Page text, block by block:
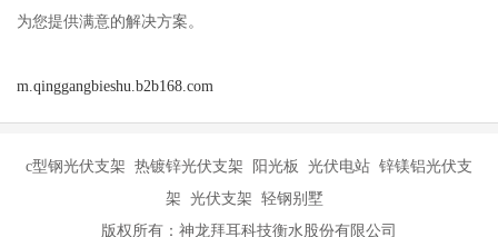
为您提供满意的解决方案。
m.qinggangbieshu.b2b168.com
c型钢光伏支架 热镀锌光伏支架 阳光板 光伏电站 锌镁铝光伏支
架 光伏支架 轻钢别墅
版权所有：神龙拜耳科技衡水股份有限公司